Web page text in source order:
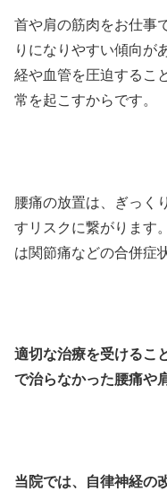
首や肩の筋肉をお仕事
りになりやすい傾向が
経や血管を圧迫するこ
常を起こすからです。
腰痛の放置は、ぎっく
すリスクに繋がります
は関節痛などの合併症
適切な治療を受けるこ
で治らなかった腰痛や
当院では、自律神経の